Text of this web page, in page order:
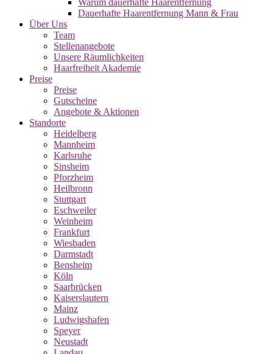
Warum dauerhafte Haarentfernung
Dauerhafte Haarentfernung Mann & Frau
Über Uns
Team
Stellenangebote
Unsere Räumlichkeiten
Haarfreiheit Akademie
Preise
Preise
Gutscheine
Angebote & Aktionen
Standorte
Heidelberg
Mannheim
Karlsruhe
Sinsheim
Pforzheim
Heilbronn
Stuttgart
Eschweiler
Weinheim
Frankfurt
Wiesbaden
Darmstadt
Bensheim
Köln
Saarbrücken
Kaiserslautern
Mainz
Ludwigshafen
Speyer
Neustadt